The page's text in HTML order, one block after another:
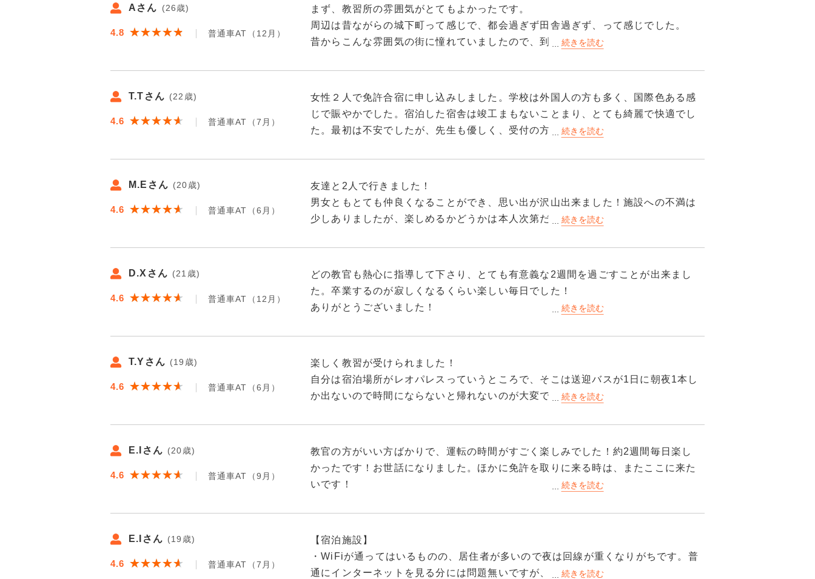
Aさん (26歳)
4.8 ★★★★★
★★★★★ 普通車AT（12月）
まず、教習所の雰囲気がとてもよかったです。
周辺は昔ながらの城下町って感じで、都会過ぎず田舎過ぎず、って感じでした。
昔からこんな雰囲気の街に憧れていましたので、到着する戸同時にかなりテンショ
教習のスケジュールはタイトなものでしたが、自由時間はとても多かったです。
なので、ここで出来た友達と一緒に楽しい時間を過ごすことができました。
自由時間が多いとはいっても、毎日しっかりと教習を受けることができますので、
予定されている期間でちゃんと卒業することができました。
宿舎は専用の合宿所って感じじゃなくて、アパートみたいなところでした。
ます。
T.Tさん (22歳)
4.6 ★★★★★
★★★★★ 普通車AT（7月）
女性２人で免許合宿に申し込みしました。学校は外国人の方も多く、国際色ある感
じで賑やかでした。宿泊した宿舎は竣工まもないことまり、とても綺麗で快適でし
た。最初は不安でしたが、先生も優しく、受付の方も気さくで良かったです。周辺
たです。普通に良かったですし、良い思い出になりました。
M.Eさん (20歳)
4.6 ★★★★★
★★★★★ 普通車AT（6月）
友達と2人で行きました！
男女ともとても仲良くなることができ、思い出が沢山出来ました！施設への不満は
少しありましたが、楽しめるかどうかは本人次第だと思います！
怖いおじいちゃん先生に当たるとみんなが慰めてくれました。笑
空き時間には田んぼ道をランニングしたりと充実してました。
スーパーやコンビニも無料送迎バスがありますが、歩いて行けない距離ではないの
で、天気が良ければ気分転換に歩いて行くのがオススメです🎵
D.Xさん (21歳)
4.6 ★★★★★
★★★★★ 普通車AT（12月）
どの教官も熱心に指導して下さり、とても有意義な2週間を過ごすことが出来まし
た。卒業するのが寂しくなるくらい楽しい毎日でした！
ありがとうございました！
T.Yさん (19歳)
4.6 ★★★★★
★★★★★ 普通車AT（6月）
楽しく教習が受けられました！
自分は宿泊場所がレオパレスっていうところで、そこは送迎バスが1日に朝夜1本し
か出ないので時間にならないと帰れないのが大変でしたが昼間に暇な時は久留里駅
E.Iさん (20歳)
4.6 ★★★★★
★★★★★ 普通車AT（9月）
教官の方がいい方ばかりで、運転の時間がすごく楽しみでした！約2週間毎日楽し
かったです！お世話になりました。ほかに免許を取りに来る時は、またここに来た
いです！
E.Iさん (19歳)
4.6 ★★★★★
★★★★★ 普通車AT（7月）
【宿泊施設】
・WiFiが通ってはいるものの、居住者が多いので夜は回線が重くなりがちです。普
通にインターネットを見る分には問題無いですが、動画を見たりゲームをしたりす